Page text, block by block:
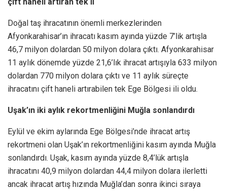
Doğal taş ihracatının önemli merkezlerinden
Afyonkarahisar’ın ihracatı kasım ayında yüzde 7’lik artışla
46,7 milyon dolardan 50 milyon dolara çıktı. Afyonkarahisar
11 aylık dönemde yüzde 21,6’lık ihracat artışıyla 633 milyon
dolardan 770 milyon dolara çıktı ve 11 aylık süreçte
ihracatını çift haneli artırabilen tek Ege Bölgesi ili oldu.
Uşak’ın iki aylık rekortmenliğini Muğla sonlandırdı
Eylül ve ekim aylarında Ege Bölgesi’nde ihracat artış
rekortmeni olan Uşak’ın rekortmenliğini kasım ayında Muğla
sonlandırdı. Uşak, kasım ayında yüzde 8,4’lük artışla
ihracatını 40,9 milyon dolardan 44,4 milyon dolara ilerletti
ancak ihracat artış hızında Muğla’dan sonra ikinci sıraya